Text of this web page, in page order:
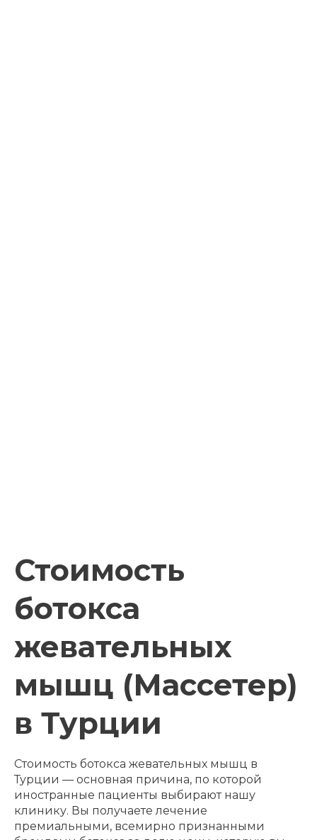
Стоимость
ботокса
жевательных
мышц (Массетер)
в Турции
Стоимость ботокса жевательных мышц в
Турции — основная причина, по которой
иностранные пациенты выбирают нашу
клинику. Вы получаете лечение
премиальными, всемирно признанными